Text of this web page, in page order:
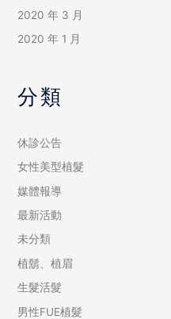
2020 年 3 月
2020 年 1 月
分類
休診公告
女性美型植髮
媒體報導
最新活動
未分類
植鬍、植眉
生髮活髮
男性FUE植髮